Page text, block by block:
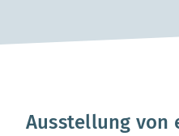
Ausstellung von